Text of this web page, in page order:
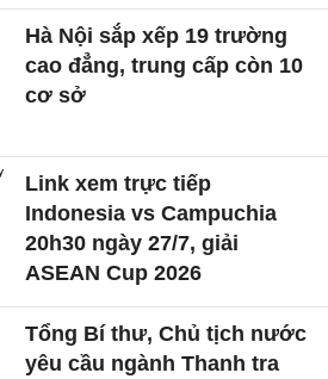
Hà Nội sắp xếp 19 trường
cao đẳng, trung cấp còn 10
cơ sở
Link xem trực tiếp
Indonesia vs Campuchia
20h30 ngày 27/7, giải
ASEAN Cup 2026
Tổng Bí thư, Chủ tịch nước
yêu cầu ngành Thanh tra